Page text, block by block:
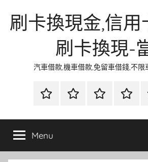
刷卡換現金,信用
刷卡換現-
汽車借款,機車借款,免留車借錢,不限
首
當
金
網
資
流
時
Menu